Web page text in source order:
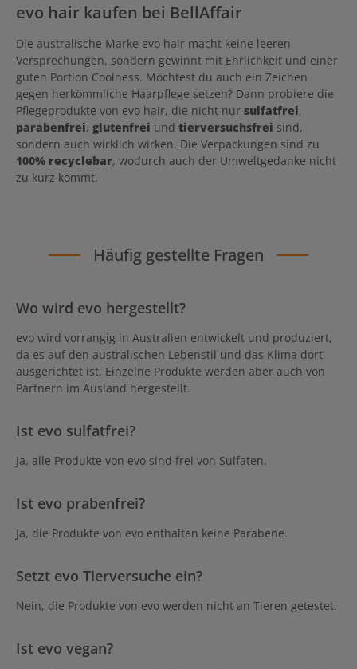
evo hair kaufen bei BellAffair
Die australische Marke evo hair macht keine leeren
Versprechungen, sondern gewinnt mit Ehrlichkeit und einer
guten Portion Coolness. Möchtest du auch ein Zeichen
gegen herkömmliche Haarpflege setzen? Dann probiere die
Pflegeprodukte von evo hair, die nicht nur sulfatfrei,
parabenfrei, glutenfrei und tierversuchsfrei sind,
sondern auch wirklich wirken. Die Verpackungen sind zu
100% recyclebar, wodurch auch der Umweltgedanke nicht
zu kurz kommt.
Häufig gestellte Fragen
Wo wird evo hergestellt?
evo wird vorrangig in Australien entwickelt und produziert,
da es auf den australischen Lebenstil und das Klima dort
ausgerichtet ist. Einzelne Produkte werden aber auch von
Partnern im Ausland hergestellt.
Ist evo sulfatfrei?
Ja, alle Produkte von evo sind frei von Sulfaten.
Ist evo prabenfrei?
Ja, die Produkte von evo enthalten keine Parabene.
Setzt evo Tierversuche ein?
Nein, die Produkte von evo werden nicht an Tieren getestet.
Ist evo vegan?